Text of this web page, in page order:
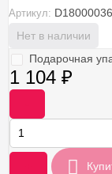
Артикул:
Нет в наличии
Подарочная
1 104 ₽